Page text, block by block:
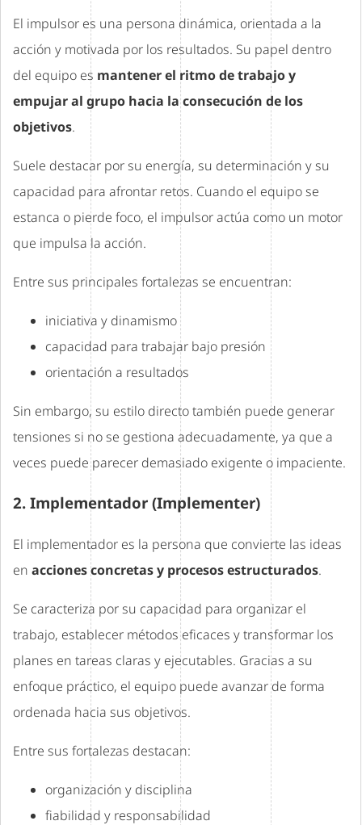
El impulsor es una persona dinámica, orientada a la
acción y motivada por los resultados. Su papel dentro
del equipo es mantener el ritmo de trabajo y
empujar al grupo hacia la consecución de los
objetivos.
Suele destacar por su energía, su determinación y su
capacidad para afrontar retos. Cuando el equipo se
estanca o pierde foco, el impulsor actúa como un motor
que impulsa la acción.
Entre sus principales fortalezas se encuentran:
iniciativa y dinamismo
capacidad para trabajar bajo presión
orientación a resultados
Sin embargo, su estilo directo también puede generar
tensiones si no se gestiona adecuadamente, ya que a
veces puede parecer demasiado exigente o impaciente.
2. Implementador (Implementer)
El implementador es la persona que convierte las ideas
en acciones concretas y procesos estructurados.
Se caracteriza por su capacidad para organizar el
trabajo, establecer métodos eficaces y transformar los
planes en tareas claras y ejecutables. Gracias a su
enfoque práctico, el equipo puede avanzar de forma
ordenada hacia sus objetivos.
Entre sus fortalezas destacan:
organización y disciplina
fiabilidad y responsabilidad